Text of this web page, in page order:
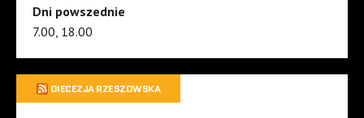
Dni powszednie
7.00, 18.00
DIECEZJA RZESZOWSKA